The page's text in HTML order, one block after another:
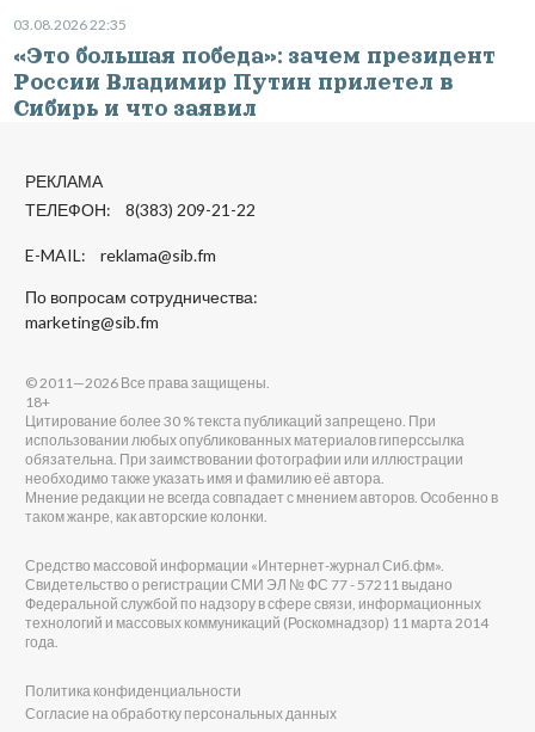
03.08.2026 22:35
«Это большая победа»: зачем президент
России Владимир Путин прилетел в
Сибирь и что заявил
РЕКЛАМА
ТЕЛЕФОН: 8(383) 209-21-22
E-MAIL: reklama@sib.fm
По вопросам сотрудничества:
marketing@sib.fm
© 2011—2026 Все права защищены.
18+
Цитирование более 30 % текста публикаций запрещено. При
использовании любых опубликованных материалов гиперссылка
обязательна. При заимствовании фотографии или иллюстрации
необходимо также указать имя и фамилию её автора.
Мнение редакции не всегда совпадает с мнением авторов. Особенно в
таком жанре, как авторские колонки.
Средство массовой информации «Интернет-журнал Сиб.фм».
Свидетельство о регистрации СМИ ЭЛ № ФС 77 - 57211 выдано
Федеральной службой по надзору в сфере связи, информационных
технологий и массовых коммуникаций (Роскомнадзор) 11 марта 2014
года.
Политика конфиденциальности
Согласие на обработку персональных данных